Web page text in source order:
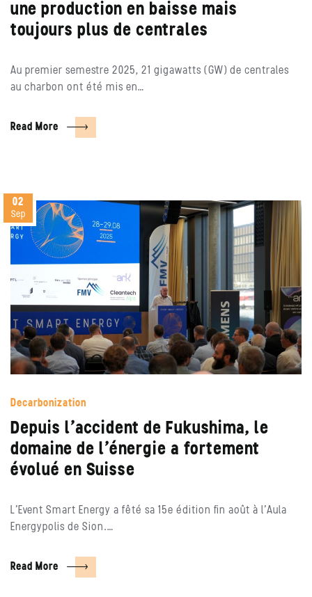
une production en baisse mais
toujours plus de centrales
Au premier semestre 2025, 21 gigawatts (GW) de centrales
au charbon ont été mis en…
Read More
02
Sep
Decarbonization
Depuis l’accident de Fukushima, le
domaine de l’énergie a fortement
évolué en Suisse
L’Event Smart Energy a fêté sa 15e édition fin août à l’Aula
Energypolis de Sion.…
Read More